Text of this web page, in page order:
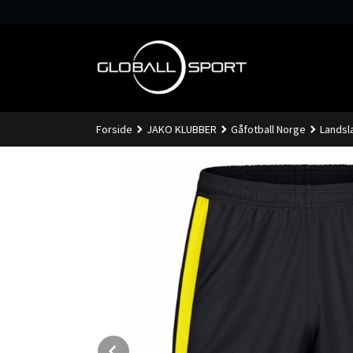
Forside JAKO KLUBBER Gåfotball Norge